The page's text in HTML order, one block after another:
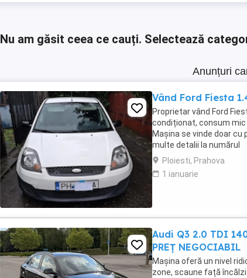
Nu am găsit ceea ce cauți. Selectează
Anunțuri
Vând Ford Fiesta
Proprietar vând Ford
condiționat, consum mic
Mașina se vinde doar
multe detalii la numărul
Ploiesti, Prahova
1 ianuarie
Audi Q3 2.0 TDI
PREȚ NEGOCIABIL
Mașina oferă un nivel
zone, scaune față